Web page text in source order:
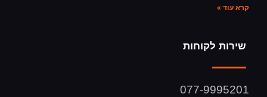
קרא עוד »
שירות לקוחות
077-9995201